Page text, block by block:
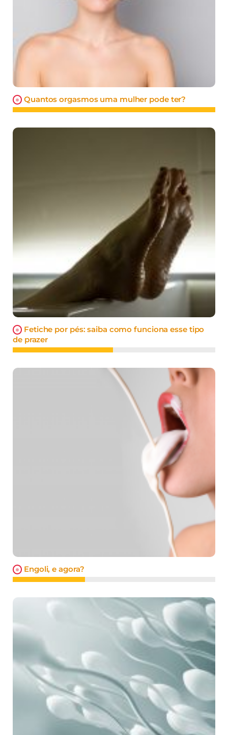
Quantos orgasmos uma mulher pode ter?
Fetiche por pés: saiba como funciona esse tipo
de prazer
Engoli, e agora?